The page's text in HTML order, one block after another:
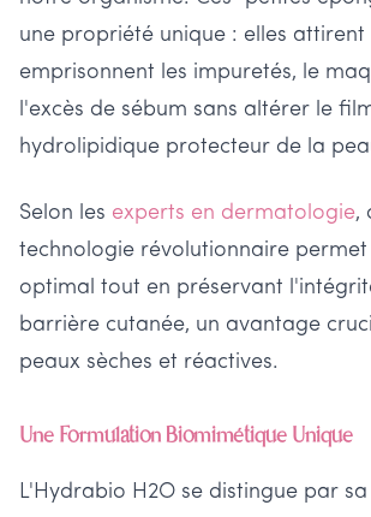
une propriété unique : elles attirent
emprisonnent les impuretés, le
l'excès de sébum sans altérer le
hydrolipidique protecteur de la
Selon les experts en dermatologie,
technologie révolutionnaire
optimal tout en préservant
barrière cutanée, un avantage
peaux sèches et réactives.
Une Formulation Biomimétique Unique
L'Hydrabio H2O se distingue par